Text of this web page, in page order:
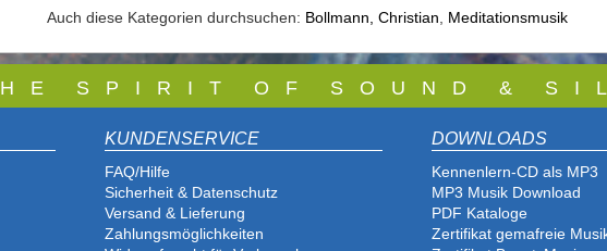
Auch diese Kategorien durchsuchen: Bollmann, Christian Meditationsmusik
H E S P I R I T O F S O U N D & S I L
KUNDENSERVICE
FAQ/Hilfe
Sicherheit & Datenschutz
Versand & Lieferung
Zahlungsmöglichkeiten
DOWNLOADS
Kennenlern-CD als MP3
MP3 Musik Download
PDF Kataloge
Zertifikat gemafreie